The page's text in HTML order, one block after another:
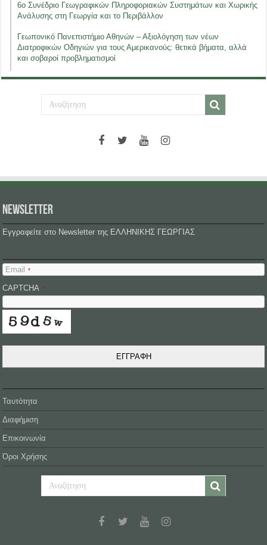
6ο Συνέδριο Γεωγραφικών Πληροφοριακών Συστημάτων και Χωρικής
Ανάλυσης στη Γεωργία και το Περιβάλλον
Γεωπονικό Πανεπιστήμιο Αθηνών – Αξιολόγηση των νέων
Διατροφικών Οδηγιών για τους Αμερικανούς: θετικά βήματα, αλλά
και σοβαροί προβληματισμοί
NEWSLETTER
Εγγραφείτε στο Newsletter της ΕΛΛΗΝΙΚΗΣ ΓΕΩΡΓΙΑΣ
Email *
CAPTCHA *
ΕΓΓΡΑΦΗ
Ταυτότητα
Διαφήμιση
Επικοινωνία
Όροι Χρήσης